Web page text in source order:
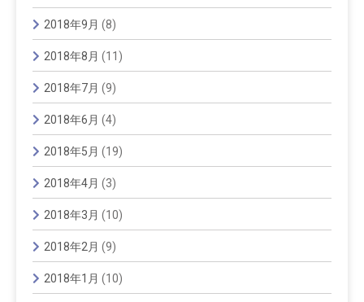
2018年9月 (8)
2018年8月 (11)
2018年7月 (9)
2018年6月 (4)
2018年5月 (19)
2018年4月 (3)
2018年3月 (10)
2018年2月 (9)
2018年1月 (10)